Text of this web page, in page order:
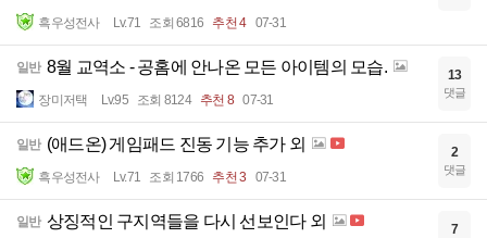
흑우성전사 Lv.71 조회 6816 추천 4 07-31
일반 8월 교역소 - 공홈에 안나온 모든 아이템의 모습.
장미저택 Lv.95 조회 8124 추천 8 07-31
13
댓글
일반 (애드온) 게임패드 진동 기능 추가 외
흑우성전사 Lv.71 조회 1766 추천 3 07-31
2
댓글
일반 상징적인 구지역들을 다시 선보인다 외 7